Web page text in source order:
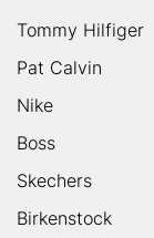
Tommy Hilfiger
Pat Calvin
Nike
Boss
Skechers
Birkenstock